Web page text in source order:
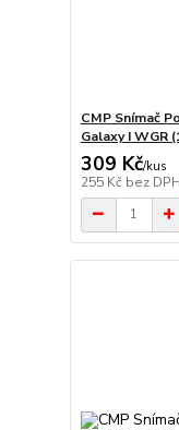
CMP Snímač
Galaxy I WGR
309 Kč/kus
255 Kč bez DPH